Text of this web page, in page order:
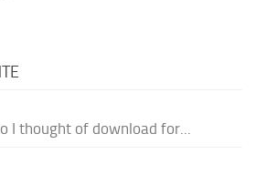
I thought of download for...